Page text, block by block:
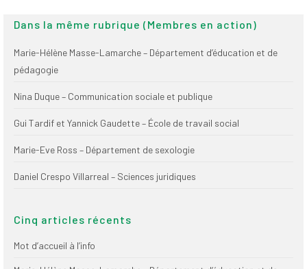
Place à notre
notre valorisation
Signature – Courriel
Dans la même rubrique (Membres en action)
Marie-Hélène Masse-Lamarche – Département d’éducation et de
pédagogie
Nina Duque – Communication sociale et publique
Gui Tardif et Yannick Gaudette – École de travail social
Marie-Eve Ross – Département de sexologie
Daniel Crespo Villarreal – Sciences juridiques
Cinq articles récents
Mot d’accueil à l’info